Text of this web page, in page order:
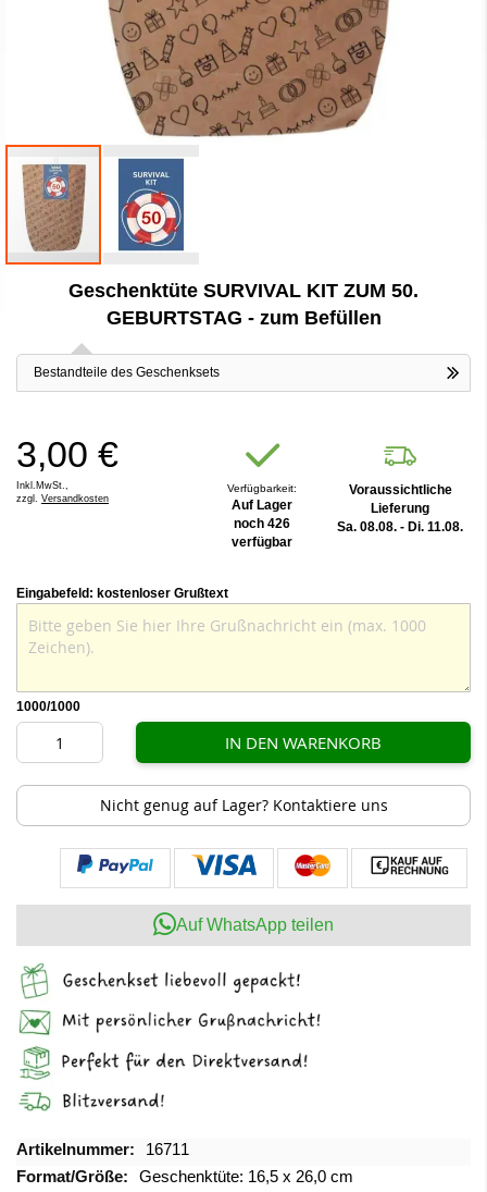
Geschenktüte SURVIVAL KIT ZUM 50.
GEBURTSTAG - zum Befüllen
Bestandteile des Geschenksets
3,00 €
Inkl.MwSt.,
zzgl. Versandkosten
Verfügbarkeit:
Auf Lager
noch 426
verfügbar
Voraussichtliche
Lieferung
Sa. 08.08. - Di. 11.08.
Eingabefeld: kostenloser Grußtext
1000/1000
IN DEN WARENKORB
Nicht genug auf Lager? Kontaktiere uns
Auf WhatsApp teilen
Mehr
Informationen
16711
Geschenktüte: 16,5 x 26,0 cm